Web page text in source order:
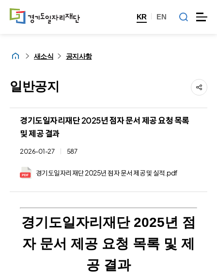
KR EN
홈 새소식 공지사항
일반공지
경기도일자리재단 2025년 점자 문서 제공 요청 목록
및 제공 결과
2026-01-27 587
경기도일자리재단 2025년 점자 문서 제공 및 실적.pdf
경기도일자리재단 2025년 점
자 문서 제공 요청 목록 및 제
공 결과